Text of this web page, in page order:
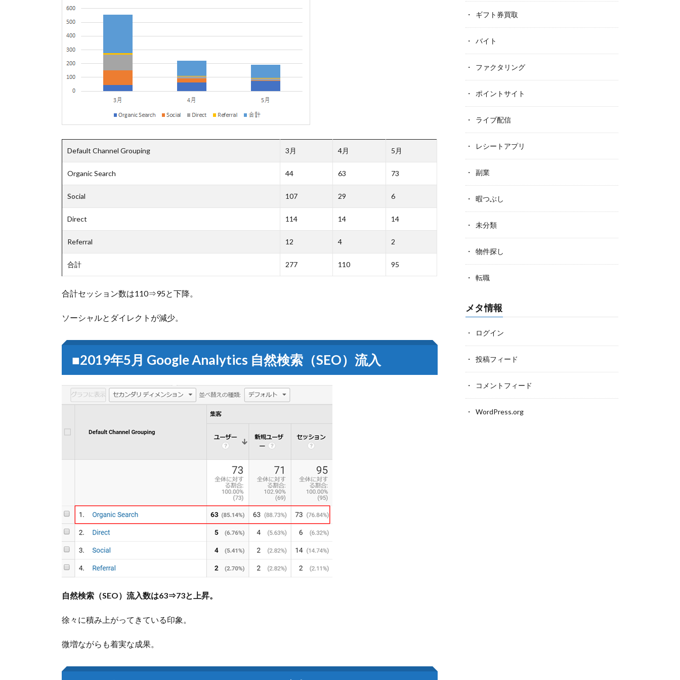
Default Channel Grouping 3月 4月 5月
Organic Search 44 63 73
Social 107 29 6
Direct 114 14 14
Referral 12 4 2
合計 277 110 95
合計セッション数は110⇒95と下降。
ソーシャルとダイレクトが減少。
■2019年5月 Google Analytics 自然検索（SEO）流入
自然検索（SEO）流入数は63⇒73と上昇。
徐々に積み上がってきている印象。
微増ながらも着実な成果。
ギフト券買取
バイト
ファクタリング
ポイントサイト
ライブ配信
レシートアプリ
副業
暇つぶし
未分類
物件探し
転職
メタ情報
ログイン
投稿フィード
コメントフィード
WordPress.org